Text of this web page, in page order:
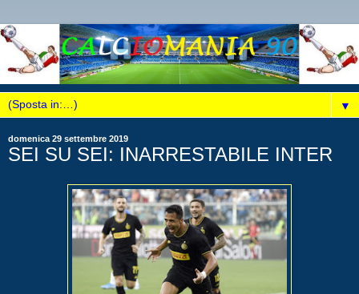
▼
domenica 29 settembre 2019
SEI SU SEI: INARRESTABILE INTER